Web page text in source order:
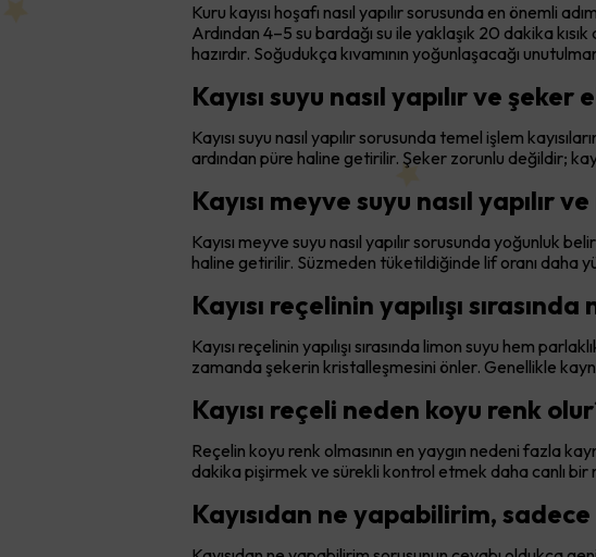
Kuru kayısı hoşafı nasıl yapılır sorusunda en önemli
Ardından 4–5 su bardağı su ile yaklaşık 20 dakika
hazırdır. Soğudukça kıvamının yoğunlaşacağı
Kayısı suyu nasıl yapılır ve şeker
Kayısı suyu nasıl yapılır sorusunda temel işlem
ardından püre haline getirilir. Şeker zorunlu değildir;
Kayısı meyve suyu nasıl yapılır
Kayısı meyve suyu nasıl yapılır sorusunda yoğunluk
haline getirilir. Süzmeden tüketildiğinde lif oranı daha
Kayısı reçelinin yapılışı
Kayısı reçelinin yapılışı sırasında limon suyu hem
zamanda şekerin kristalleşmesini önler. Genellikle
Kayısı reçeli neden koyu renk
Reçelin koyu renk olmasının en yaygın nedeni fazla
dakika pişirmek ve sürekli kontrol etmek daha canlı bir
Kayısıdan ne yapabilirim,